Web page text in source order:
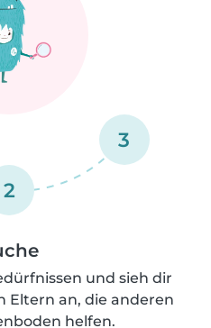
2
3
und sieh dir
Eltern an, die anderen
helfen.